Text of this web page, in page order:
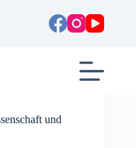
und